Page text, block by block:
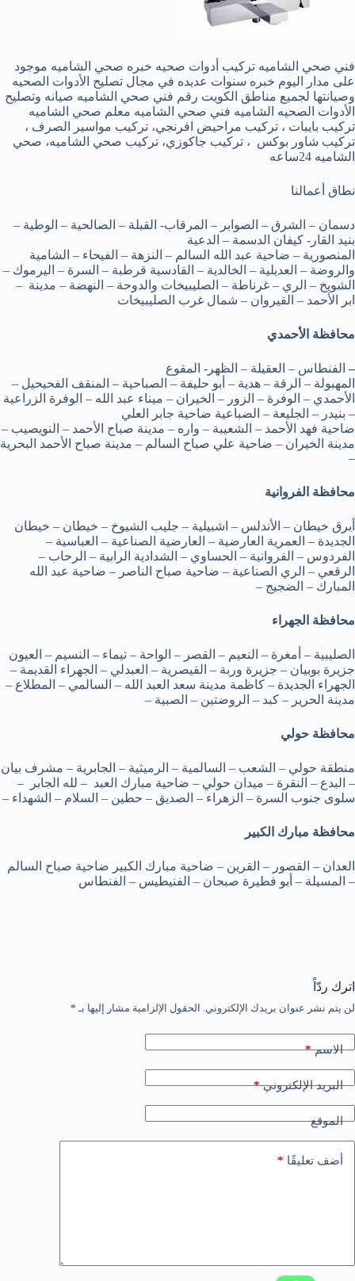
فني صحي الشاميه تركيب أدوات صحيه خبره صحي الشاميه موجود
على مدار اليوم خبره سنوات عديده في مجال تصليح الأدوات الصحيه
وصيانتها لجميع مناطق الكويت رقم فني صحي الشاميه صيانه وتصليح
الأدوات الصحيه الشاميه فني صحي الشاميه معلم صحي الشاميه
تركيب بايبات ، تركيب مراحيض افرنجي، تركيب مواسير الصرف ،
تركيب شاور بوكس ، تركيب جاكوزي، تركيب صحي الشاميه، صحي
الشاميه 24ساعه
نطاق أعمالنا
دسمان – الشرق – الصوابر – المرقاب- القبلة – الصالحية – الوطية –
بنيد القار- كيفان الدسمة – الدعية
المنصورية – ضاحية عبد الله السالم – النزهة – الفيحاء – الشامية
والروضة – العديلية – الخالدية – القادسية قرطبة – السرة – اليرموك –
الشويخ – الري – غرناطة – الصليبيخات والدوحة – النهضة – مدينة –
ابر الأحمد – القيروان – شمال غرب الصليبيخات
محافظة الأحمدي
– الفنطاس – العقيلة – الظهر- المقوع
المهبولة – الرقة – هدية – أبو حليفة – الصباحية – المنقف الفحيحيل –
الأحمدي – الوفرة – الزور – الخيران – ميناء عبد الله – الوفرة الزراعية
– بنيدر – الجليعة – الضباعية ضاحية جابر العلي
ضاحية فهد الأحمد – الشعيبة – واره – مدينة صباح الأحمد – النويصيب –
مدينة الخيران – ضاحية علي صباح السالم – مدينة صباح الأحمد البحرية
–
محافظة الفروانية
أبرق خيطان – الأندلس – اشبيلية – جليب الشيوخ – خيطان – خيطان
الجديدة – العمرية العارضية – العارضية الصناعية – العباسية –
الفردوس – الفروانية – الحساوي – الشدادية الرابية – الرحاب –
الرقعي – الري الصناعية – ضاحية صباح الناصر – ضاحية عبد الله
المبارك – الضجيج –
محافظة الجهراء
الصليبية – أمغرة – النعيم – القصر – الواحة – تيماء – النسيم – العيون
جزيرة بوبيان – جزيرة وربة – القيصرية – العبدلي – الجهراء القديمة –
الجهراء الجديدة – كاظمة مدينة سعد العبد الله – السالمي – المطلاع –
مدينة الحرير – كبد – الروضتين – الصبية –
محافظة حولي
منطقة حولي – الشعب – السالمية – الرميثية – الجابرية – مشرف بيان
– البدع – النقرة – ميدان حولي – ضاحية مبارك العبد – لله الجابر –
سلوى جنوب السرة – الزهراء – الصديق – حطين – السلام – الشهداء –
محافظة مبارك الكبير
العدان – القصور – القرين – ضاحية مبارك الكبير ضاحية صباح السالم
– المسيلة – أبو فطيرة صبحان – الفنيطيس – الفنطاس
اترك ردّاً
لن يتم نشر عنوان بريدك الإلكتروني. الحقول الإلزامية مشار إليها بـ *
الاسم*
البريد الإلكتروني*
الموقع
أضف تعليقًا *